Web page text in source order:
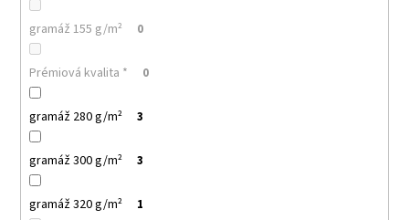
gramáž 155 g/m² 0
Prémiová kvalita * 0
gramáž 280 g/m² 3
gramáž 300 g/m² 3
gramáž 320 g/m² 1